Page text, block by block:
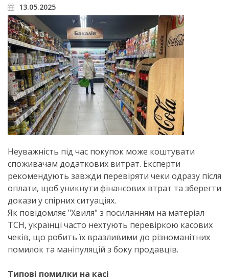
13.05.2025
Неуважність під час покупок може коштувати
споживачам додаткових витрат. Експерти
рекомендують завжди перевіряти чеки одразу після
оплати, щоб уникнути фінансових втрат та зберегти
докази у спірних ситуаціях.
Як повідомляє "Хвиля" з посиланням на матеріал
ТСН, українці часто нехтують перевіркою касових
чеків, що робить їх вразливими до різноманітних
помилок та маніпуляцій з боку продавців.
Типові помилки на касі